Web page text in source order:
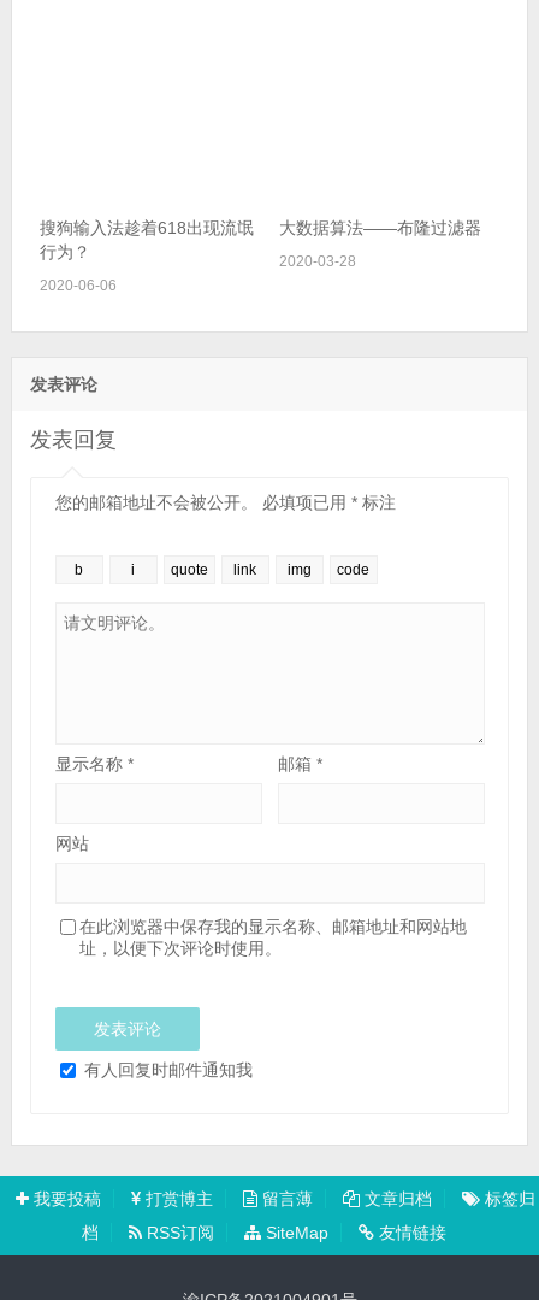
搜狗输入法趁着618出现流氓
行为？
2020-06-06
大数据算法——布隆过滤器
2020-03-28
发表评论
发表回复
您的邮箱地址不会被公开。 必填项已用 *标注
显示名称 * 邮箱*
网站
在此浏览器中保存我的显示名称、邮箱地址和网站地
址，以便下次评论时使用。
有人回复时邮件通知我
我要投稿 打赏博主 留言薄 文章归档
标签归
档
RSS订阅 SiteMap 友情链接